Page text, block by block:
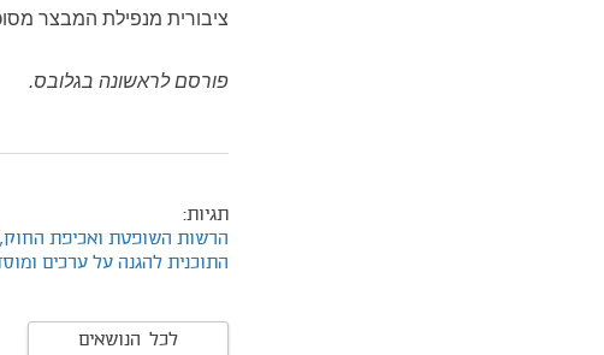
ציבורית מנפילת המבצר
פורסם לראשונה בגלובס.
תגיות:
הרשות השופטת ואכיפת החוק,
התוכנית להגנה על ערכים
לכל הנושאים